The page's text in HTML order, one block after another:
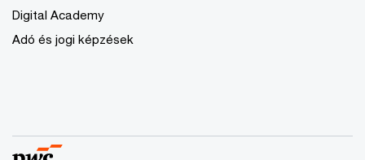
Digital Academy
Adó és jogi képzések